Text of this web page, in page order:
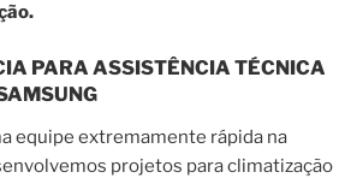
PARA ASSISTÊNCIA TÉCNICA
equipe extremamente rápida na
projetos para climatização